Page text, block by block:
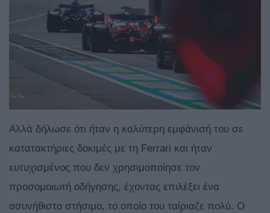
Αλλά δήλωσε ότι ήταν η καλύτερη εμφάνισή του σε
κατατακτήριες δοκιμές με τη Ferrari και ήταν
ευτυχισμένος που δεν χρησιμοποίησε τον
προσομοιωτή οδήγησης, έχοντας επιλέξει ένα
ασυνήθιστο στήσιμο, το οποίο του ταίριαζε πολύ. Ο